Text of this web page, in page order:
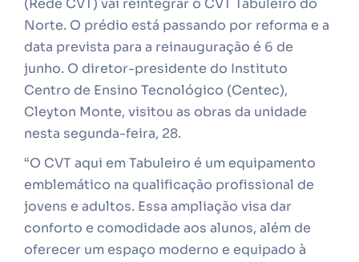
(Rede CVT) vai reintegrar o CVT Tabuleiro do
Norte. O prédio está passando por reforma e a
data prevista para a reinauguração é 6 de
junho. O diretor-presidente do Instituto
Centro de Ensino Tecnológico (Centec),
Cleyton Monte, visitou as obras da unidade
nesta segunda-feira, 28.
“O CVT aqui em Tabuleiro é um equipamento
emblemático na qualificação profissional de
jovens e adultos. Essa ampliação visa dar
conforto e comodidade aos alunos, além de
oferecer um espaço moderno e equipado à